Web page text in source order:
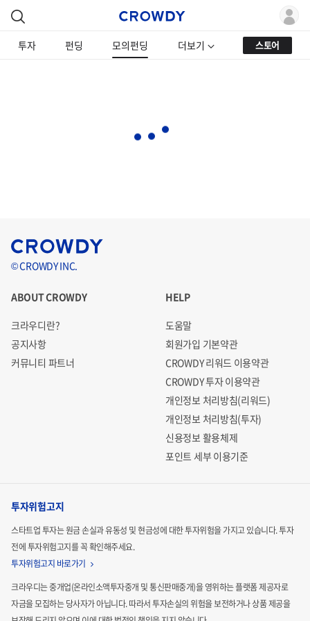
투자 펀딩 모의펀딩 더보기 스토어
© CROWDY INC.
ABOUT CROWDY
크라우디란?
공지사항
커뮤니티 파트너
HELP
도움말
회원가입 기본약관
CROWDY 리워드 이용약관
CROWDY 투자 이용약관
개인정보 처리방침(리워드)
개인정보 처리방침(투자)
신용정보 활용체제
포인트 세부 이용기준
투자위험고지
스타트업 투자는 원금 손실과 유동성 및 현금성에 대한 투자위험을 가지고 있습니다.투자
전에 투자위험고지를 꼭 확인해주세요.
투자위험고지 바로가기
크라우디는 중개업(온라인소액투자중개 및 통신판매중개)을 영위하는 플랫폼 제공자로
자금을 모집하는당사자가 아닙니다. 따라서 투자손실의 위험을 보전하거나 상품 제공을